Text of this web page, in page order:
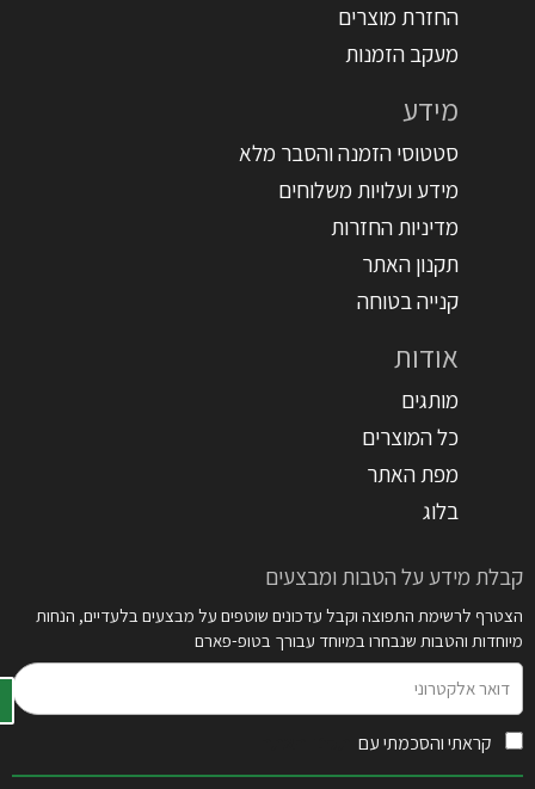
החזרת מוצרים
מעקב הזמנות
מידע
סטטוסי הזמנה והסבר מלא
מידע ועלויות משלוחים
מדיניות החזרות
תקנון האתר
קנייה בטוחה
אודות
מותגים
כל המוצרים
מפת האתר
בלוג
קבלת מידע על הטבות ומבצעים
הצטרף לרשימת התפוצה וקבל עדכונים שוטפים על מבצעים בלעדיים, הנחות
מיוחדות והטבות שנבחרו במיוחד עבורך בטופ-פארם
אלקטרוני
קראתי והסכמתי עם